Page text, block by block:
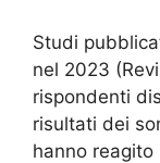
Studi
nel 2023
rispondenti
risultati dei
hanno